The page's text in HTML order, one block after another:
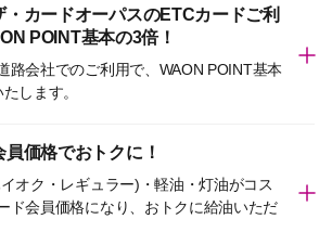
・カードオーパスのETCカードご利
POINT基本の3倍！
路会社でのご利用で、WAON POINT基本
します。
員価格でおトクに！
オク・レギュラー)・軽油・灯油がコス
ド会員価格になり、おトクに給油いただ